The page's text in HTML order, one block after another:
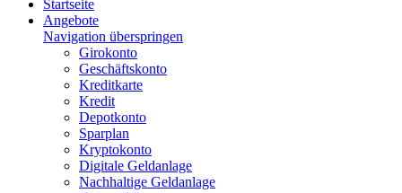
Startseite
Angebote
Navigation überspringen
Girokonto
Geschäftskonto
Kreditkarte
Kredit
Depotkonto
Sparplan
Kryptokonto
Digitale Geldanlage
Nachhaltige Geldanlage